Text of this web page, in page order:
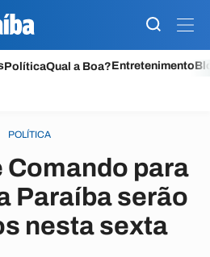
PolíticaQual a Boa?Entretenimento
POLÍTICA
Comando para
Paraíba serão
nesta sexta